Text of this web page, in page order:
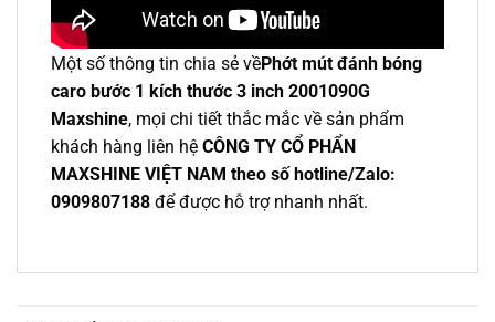
Một số thông tin chia sẻ vềPhớt mút đánh bóng
caro bước 1 kích thước 3 inch 2001090G
Maxshine, mọi chi tiết thắc mắc về sản phẩm
khách hàng liên hệ CÔNG TY CỔ PHẨN
MAXSHINE VIỆT NAM theo số hotline/Zalo:
0909807188 để được hỗ trợ nhanh nhất.